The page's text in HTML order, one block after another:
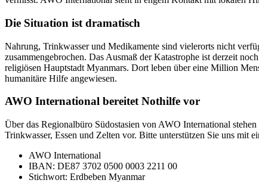
Die Situation ist dramatisch
Nahrung, Trinkwasser und Medikamente sind vielerorts nicht
zusammengebrochen. Das Ausmaß der Katastrophe ist derzeit
religiösen Hauptstadt Myanmars. Dort leben über eine Million
humanitäre Hilfe angewiesen.
AWO International bereitet Nothilfe vor
Über das Regionalbüro Südostasien von AWO International
Trinkwasser, Essen und Zelten vor. Bitte unterstützen Sie uns mit
AWO International
IBAN: DE87 3702 0500 0003 2211 00
Stichwort: Erdbeben Myanmar